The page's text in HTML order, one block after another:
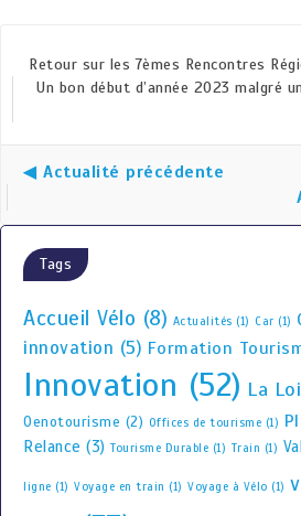
Retour sur les 7èmes Rencontres
Un bon début d’année 2023 malgré
◀ Actualité précédente
Tags
Accueil Vélo (8) Actualités (1) Car (1)
innovation (5) Formation
Innovation (52) La
Oenotourisme (2) Offices de tourisme (1)
Relance (3) Tourisme Durable (1) Train (1)
ligne (1) Voyage en train (1) Voyage à Vélo (1)